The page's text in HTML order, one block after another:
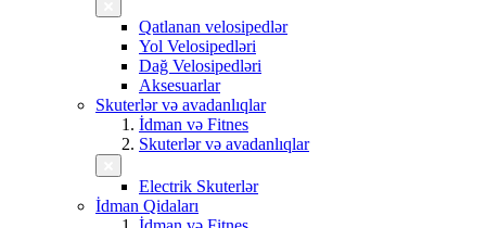
Qatlanan velosipedlər
Yol Velosipedləri
Dağ Velosipedləri
Aksesuarlar
Skuterlər və avadanlıqlar
İdman və Fitnes
Skuterlər və avadanlıqlar
Electrik Skuterlər
İdman Qidaları